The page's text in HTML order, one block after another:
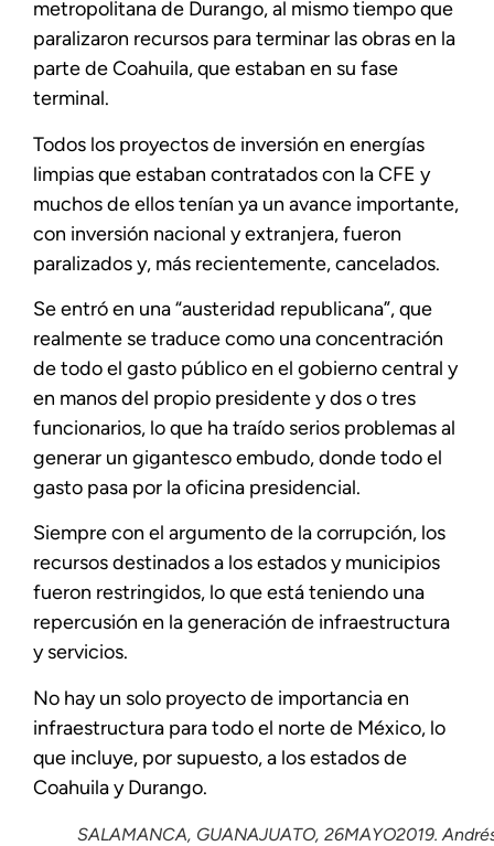
metropolitana de Durango, al mismo tiempo que
paralizaron recursos para terminar las obras en la
parte de Coahuila, que estaban en su fase
terminal.
Todos los proyectos de inversión en energías
limpias que estaban contratados con la CFE y
muchos de ellos tenían ya un avance importante,
con inversión nacional y extranjera, fueron
paralizados y, más recientemente, cancelados.
Se entró en una “austeridad republicana”, que
realmente se traduce como una concentración
de todo el gasto público en el gobierno central y
en manos del propio presidente y dos o tres
funcionarios, lo que ha traído serios problemas al
generar un gigantesco embudo, donde todo el
gasto pasa por la oficina presidencial.
Siempre con el argumento de la corrupción, los
recursos destinados a los estados y municipios
fueron restringidos, lo que está teniendo una
repercusión en la generación de infraestructura
y servicios.
No hay un solo proyecto de importancia en
infraestructura para todo el norte de México, lo
que incluye, por supuesto, a los estados de
Coahuila y Durango.
SALAMANCA, GUANAJUATO, 26MAYO2019.